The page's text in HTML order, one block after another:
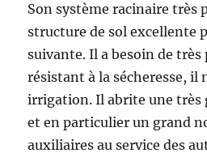
Son système racinaire très
structure de sol excellente
suivante. Il a besoin de très
résistant à la sécheresse, il
irrigation. Il abrite une très
et en particulier un grand
auxiliaires au service des